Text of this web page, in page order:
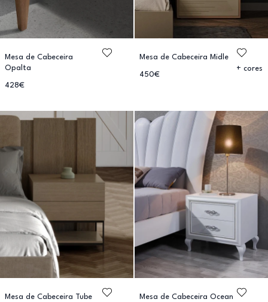
Mesa de Cabeceira
Opalta
428€
Mesa de Cabeceira Midle
450€
+ cores
Mesa de Cabeceira Tube
Mesa de Cabeceira Ocean